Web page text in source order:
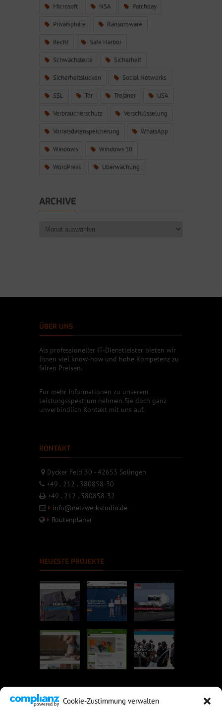
Cookie-Zustimmung verwalten
Microsoft NSA Patchday
Privatsphäre Ransomware
Recht Safe Harbor
Schwachstelle Sicherheit
Sicherheitslücken Social Networks
SSL Tor Trojaner USA
Verbraucherschutz Verschlüsselung
Vorratsdatenspeicherung WhatsApp
Windows Windows 10
WordPress Überwachung
ARCHIVE
ÜBER UNS
Als professioneller IT-Dienstleister bieten wir
Ihnen viel know-how und hohe Kompetenz zu
fairen Preisen.
Für mehr Informationen zu unserem
Leistungsspektrum nehmen Sie doch ganz
unverbindlich Kontakt mit uns auf.
KONTAKT
Dycker Feld 30 - 42653 Solingen
+49 . 212 . 380858-30
+49 . 212 . 380858-32
info@netzwerkstudio.de
Routenplaner
NEUESTE PROJEKTE